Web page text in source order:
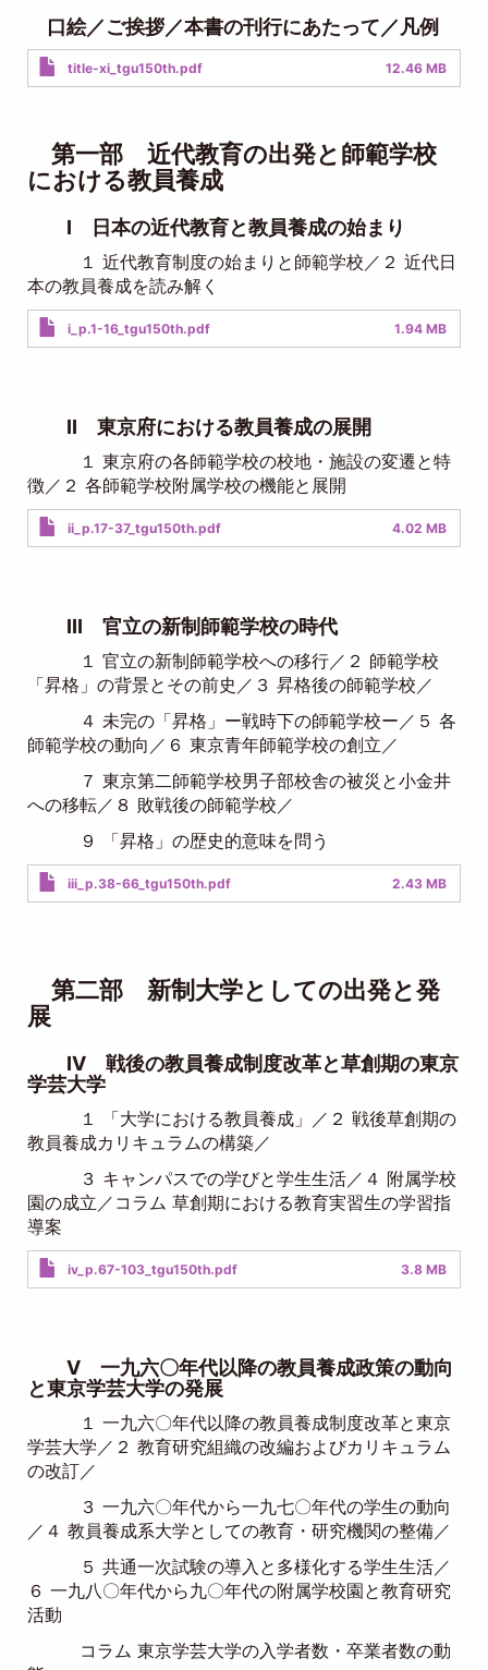
口絵／ご挨拶／本書の刊行にあたって／凡例
Document
title-xi_tgu150th.pdf 12.46 MB
第一部 近代教育の出発と師範学校
における教員養成
I 日本の近代教育と教員養成の始まり
１ 近代教育制度の始まりと師範学校／２ 近代日
本の教員養成を読み解く
Document
i_p.1-16_tgu150th.pdf 1.94 MB
II 東京府における教員養成の展開
１ 東京府の各師範学校の校地・施設の変遷と特
徴／２ 各師範学校附属学校の機能と展開
Document
ii_p.17-37_tgu150th.pdf 4.02 MB
III 官立の新制師範学校の時代
１ 官立の新制師範学校への移行／２ 師範学校
「昇格」の背景とその前史／３ 昇格後の師範学校／
４ 未完の「昇格」ー戦時下の師範学校ー／５ 各
師範学校の動向／６ 東京青年師範学校の創立／
７ 東京第二師範学校男子部校舎の被災と小金井
への移転／８ 敗戦後の師範学校／
９ 「昇格」の歴史的意味を問う
Document
iii_p.38-66_tgu150th.pdf 2.43 MB
第二部 新制大学としての出発と発
展
IV 戦後の教員養成制度改革と草創期の東京
学芸大学
１ 「大学における教員養成」／２ 戦後草創期の
教員養成カリキュラムの構築／
３ キャンパスでの学びと学生生活／４ 附属学校
園の成立／コラム 草創期における教育実習生の学習指
導案
Document
iv_p.67-103_tgu150th.pdf 3.8 MB
V 一九六〇年代以降の教員養成政策の動向
と東京学芸大学の発展
１ 一九六〇年代以降の教員養成制度改革と東京
学芸大学／２ 教育研究組織の改編およびカリキュラム
の改訂／
３ 一九六〇年代から一九七〇年代の学生の動向
／４ 教員養成系大学としての教育・研究機関の整備／
５ 共通一次試験の導入と多様化する学生生活／
６ 一九八〇年代から九〇年代の附属学校園と教育研究
活動
コラム 東京学芸大学の入学者数・卒業者数の動